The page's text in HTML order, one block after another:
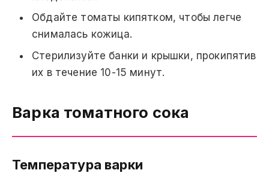
Обдайте томаты кипятком, чтобы легче
снималась кожица.
Стерилизуйте банки и крышки, прокипятив
их в течение 10-15 минут.
Варка томатного сока
Температура варки